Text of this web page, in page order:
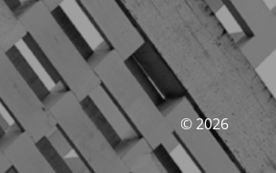
© 2026